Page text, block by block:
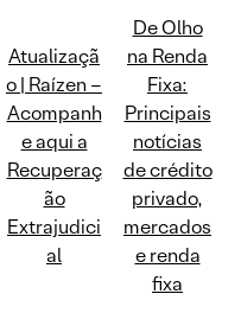
Atualizaçã
o | Raízen –
Acompanh
e aqui a
Recuperaç
ão
Extrajudici
al
De Olho
na Renda
Fixa:
Principais
notícias
de crédito
privado,
mercados
e renda
fixa